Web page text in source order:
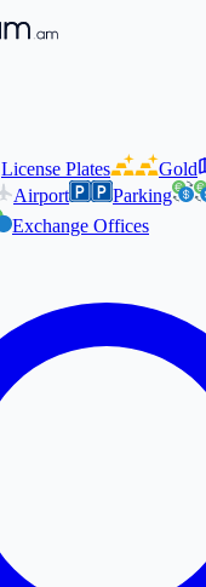
License Plates Gold
Airport Parking
Exchange Offices